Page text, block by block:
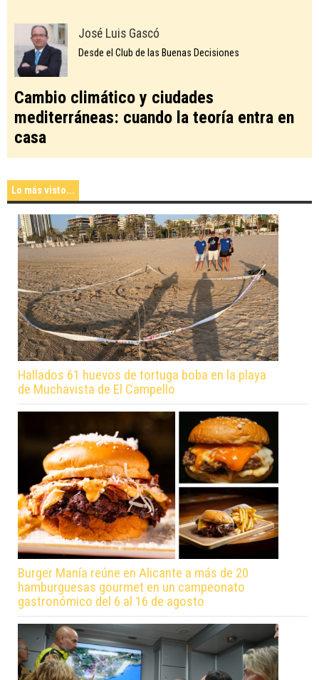
José Luis Gascó
Desde el Club de las Buenas Decisiones
Cambio climático y ciudades
mediterráneas: cuando la teoría entra en
casa
Lo más visto...
Hallados 61 huevos de tortuga boba en la playa
de Muchavista de El Campello
Burger Manía reúne en Alicante a más de 20
hamburguesas gourmet en un campeonato
gastronómico del 6 al 16 de agosto